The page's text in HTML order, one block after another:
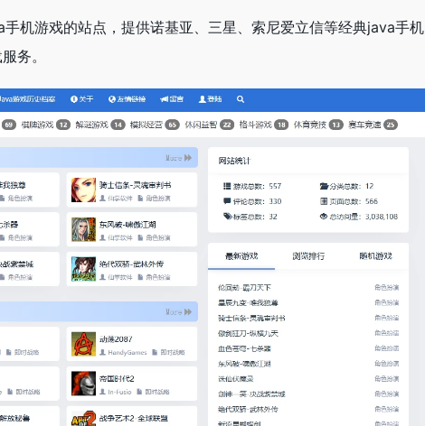
机游戏的站点，提供诺基亚、三星、索尼爱立信等经典java手机
务。